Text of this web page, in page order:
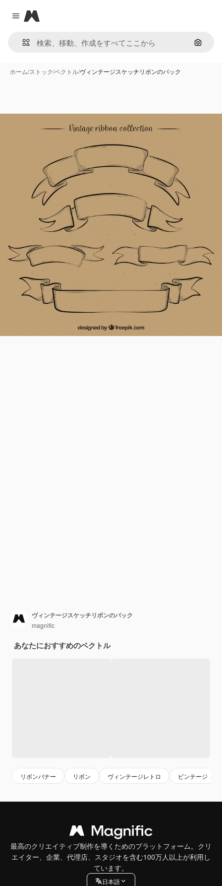
Close menu
Magnific
画像で
ホーム/ストック/ベクトル/ヴィンテージスケッチリボンのパック
ヴィンテージスケッチリボンのパック
magnific
あなたにおすすめのベクトル
リボンバナー リボン ヴィンテージレトロ ビンテージ
最高のクリエイティブ制作を導くためのプラットフォーム。クリ
エイター、企業、代理店、スタジオを含む100万人以上が利用し
ています。
日本語